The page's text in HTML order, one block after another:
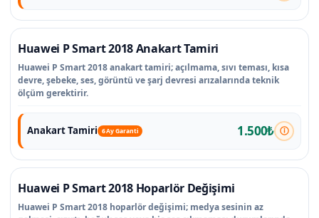
Huawei P Smart 2018 Anakart Tamiri
Huawei P Smart 2018 anakart tamiri; açılmama, sıvı teması, kısa
devre, şebeke, ses, görüntü ve şarj devresi arızalarında teknik
ölçüm gerektirir.
Anakart Tamiri 6 Ay Garanti 1.500₺
Huawei P Smart 2018 Hoparlör Değişimi
Huawei P Smart 2018 hoparlör değişimi; medya sesinin az